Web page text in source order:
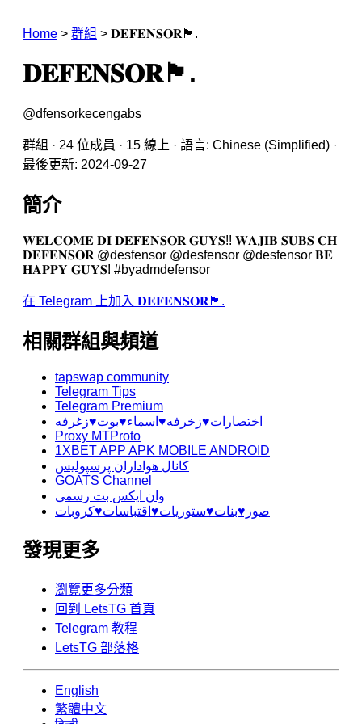
Home > 群組 > 𝐃𝐄𝐅𝐄𝐍𝐒𝐎𝐑🏴.
𝐃𝐄𝐅𝐄𝐍𝐒𝐎𝐑🏴.
@dfensorkecengabs
群組 · 24 位成員 · 15 線上 · 語言: Chinese (Simplified) ·
最後更新: 2024-09-27
簡介
𝐖𝐄𝐋𝐂𝐎𝐌𝐄 𝐃𝐈 𝐃𝐄𝐅𝐄𝐍𝐒𝐎𝐑 𝐆𝐔𝐘𝐒!! 𝐖𝐀𝐉𝐈𝐁 𝐒𝐔𝐁𝐒 𝐂𝐇
𝐃𝐄𝐅𝐄𝐍𝐒𝐎𝐑 @desfensor @desfensor @desfensor 𝐁𝐄
𝐇𝐀𝐏𝐏𝐘 𝐆𝐔𝐘𝐒! #byadmdefensor
在 Telegram 上加入 𝐃𝐄𝐅𝐄𝐍𝐒𝐎𝐑🏴.
相關群組與頻道
tapswap community
Telegram Tips
Telegram Premium
اختصارات♥️زخرفه♥️اسماء♥️بوت♥️زغرفه
Proxy MTProto
1XBET APP APK MOBILE ANDROID
کانال هواداران پرسپولیس
GOATS Channel
وان ایکس بت رسمی
صور♥️بنات♥️ستوريات♥️اقتباسات♥️كروبات
發現更多
瀏覽更多分類
回到 LetsTG 首頁
Telegram 教程
LetsTG 部落格
English
繁體中文